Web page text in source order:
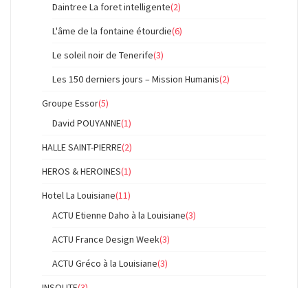
Daintree La foret intelligente(2)
L'âme de la fontaine étourdie(6)
Le soleil noir de Tenerife(3)
Les 150 derniers jours – Mission Humanis(2)
Groupe Essor(5)
David POUYANNE(1)
HALLE SAINT-PIERRE(2)
HEROS & HEROINES(1)
Hotel La Louisiane(11)
ACTU Etienne Daho à la Louisiane(3)
ACTU France Design Week(3)
ACTU Gréco à la Louisiane(3)